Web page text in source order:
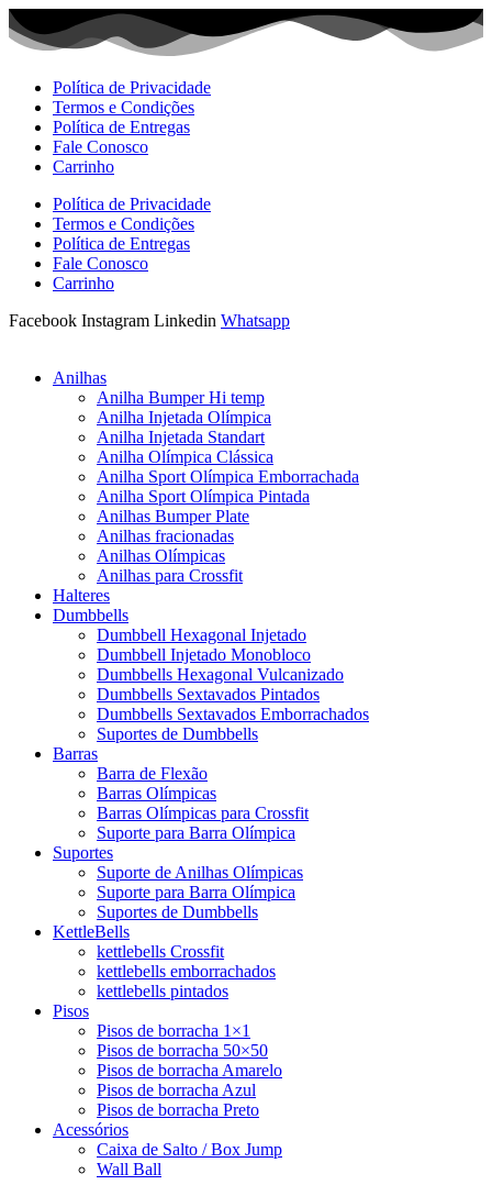
Ir
para
Política de Privacidade
Termos e Condições
Política de Entregas
Fale Conosco
Carrinho
Política de Privacidade
Termos e Condições
Política de Entregas
Fale Conosco
Carrinho
Facebook Instagram Linkedin Whatsapp
Anilhas
Anilha Bumper Hi temp
Anilha Injetada Olímpica
Anilha Injetada Standart
Anilha Olímpica Clássica
Anilha Sport Olímpica Emborrachada
Anilha Sport Olímpica Pintada
Anilhas Bumper Plate
Anilhas fracionadas
Anilhas Olímpicas
Anilhas para Crossfit
Halteres
Dumbbells
Dumbbell Hexagonal Injetado
Dumbbell Injetado Monobloco
Dumbbells Hexagonal Vulcanizado
Dumbbells Sextavados Pintados
Dumbbells Sextavados Emborrachados
Suportes de Dumbbells
Barras
Barra de Flexão
Barras Olímpicas
Barras Olímpicas para Crossfit
Suporte para Barra Olímpica
Suportes
Suporte de Anilhas Olímpicas
Suporte para Barra Olímpica
Suportes de Dumbbells
KettleBells
kettlebells Crossfit
kettlebells emborrachados
kettlebells pintados
Pisos
Pisos de borracha 1×1
Pisos de borracha 50×50
Pisos de borracha Amarelo
Pisos de borracha Azul
Pisos de borracha Preto
Acessórios
Caixa de Salto / Box Jump
Wall Ball